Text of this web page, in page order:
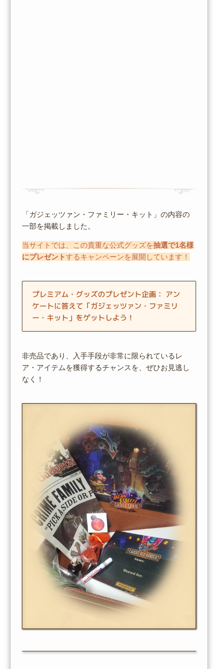
「ガジェッツァン・ファミリー・キット」の内容の
一部を掲載しました。
当サイトでは、この貴重な公式グッズを抽選で1名様
にプレゼントするキャンペーンを展開しています！
プレミアム・グッズのプレゼント企画： アン
ケートに答えて「ガジェッツァン・ファミリ
ー・キット」をゲットしよう！
非売品であり、入手手段が非常に限られているレ
ア・アイテムを獲得するチャンスを、ぜひお見逃し
なく！